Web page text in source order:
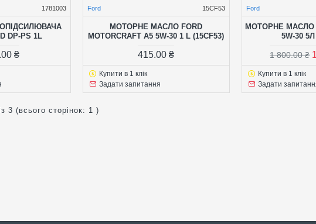
1781003
DP-PS 1L
₴
Ford 15CF53
МОТОРНЕ МАСЛО FORD
MOTORCRAFT A5 5W-30 1 L (15CF53)
415.00 ₴
Купити в 1 клік
Задати запитання
Ford
МОТОРНЕ МАСЛО
5W-30
1 800.00 ₴
Купити в 1 клік
Задати
3 (всього сторінок: 1 )